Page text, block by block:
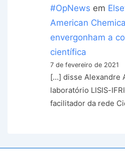
#OpNews em
American
envergonham a
científica
7 de fevereiro de 2021
[…] disse Alexandre
laboratório LISIS-
facilitador da rede